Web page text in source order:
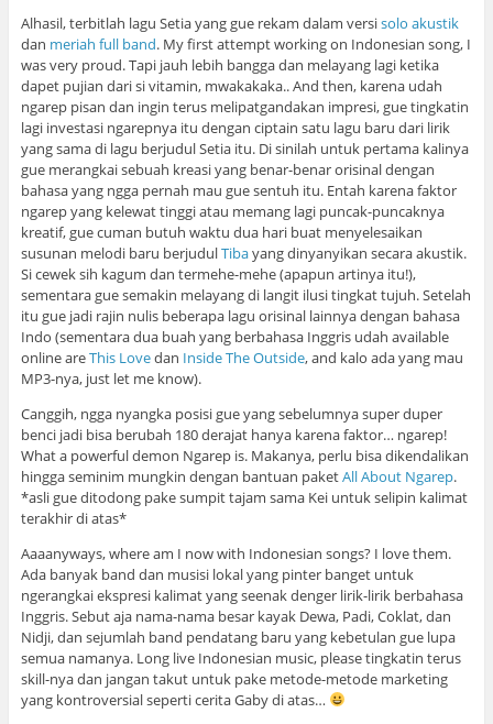
Alhasil, terbitlah lagu Setia yang gue rekam dalam versisolo akustik
dan meriah full band. My first attempt working on Indonesian song, I
was very proud. Tapi jauh lebih bangga dan melayang lagi ketika
dapet pujian dari si vitamin, mwakakaka.. And then, karena udah
ngarep pisan dan ingin terus melipatgandakan impresi, gue tingkatin
lagi investasi ngarepnya itu dengan ciptain satu lagu baru dari lirik
yang sama di lagu berjudul Setia itu. Di sinilah untuk pertama kalinya
gue merangkai sebuah kreasi yang benar-benar orisinal dengan
bahasa yang ngga pernah mau gue sentuh itu. Entah karena faktor
ngarep yang kelewat tinggi atau memang lagi puncak-puncaknya
kreatif, gue cuman butuh waktu dua hari buat menyelesaikan
susunan melodi baru berjudulTibayang dinyanyikan secara akustik.
Si cewek sih kagum dan termehe-mehe (apapun artinya itu!),
sementara gue semakin melayang di langit ilusi tingkat tujuh. Setelah
itu gue jadi rajin nulis beberapa lagu orisinal lainnya dengan bahasa
Indo (sementara dua buah yang berbahasa Inggris udah available
online areThis Lovedan Inside The Outside, and kalo ada yang mau
MP3-nya, just let me know).
Canggih, ngga nyangka posisi gue yang sebelumnya super duper
benci jadi bisa berubah 180 derajat hanya karena faktor… ngarep!
What a powerful demon Ngarep is. Makanya, perlu bisa dikendalikan
hingga seminim mungkin dengan bantuan paketAll About Ngarep.
*asli gue ditodong pake sumpit tajam sama Kei untuk selipin kalimat
terakhir di atas*
Aaaanyways, where am I now with Indonesian songs? I love them.
Ada banyak band dan musisi lokal yang pinter banget untuk
ngerangkai ekspresi kalimat yang seenak denger lirik-lirik berbahasa
Inggris. Sebut aja nama-nama besar kayak Dewa, Padi, Coklat, dan
Nidji, dan sejumlah band pendatang baru yang kebetulan gue lupa
semua namanya. Long live Indonesian music, please tingkatin terus
skill-nya dan jangan takut untuk pake metode-metode marketing
yang kontroversial seperti cerita Gaby di atas…